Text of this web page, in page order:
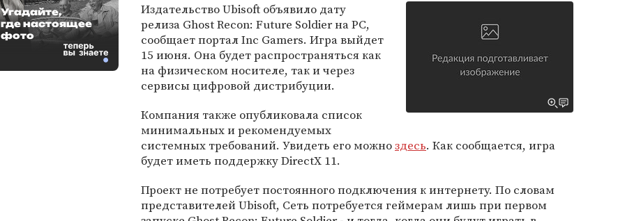
Издательство Ubisoft объявило дату
релиза Ghost Recon: Future Soldier на PC,
сообщает портал Inc Gamers. Игра выйдет
15 июня. Она будет распространяться как
на физическом носителе, так и через
сервисы цифровой дистрибуции.
Компания также опубликовала список
минимальных и рекомендуемых
системных требований. Увидеть его можноздесь. Как сообщается, игра
будет иметь поддержку DirectX 11.
Проект не потребует постоянного подключения к интернету. По словам
представителей Ubisoft, Сеть потребуется геймерам лишь при первом
Угадайте,
где настоящее
фото